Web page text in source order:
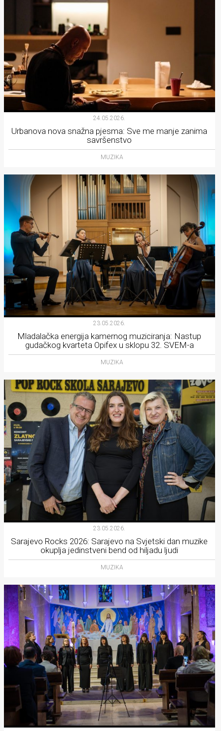
24.05.2026.
Urbanova nova snažna pjesma: Sve me manje zanima
savršenstvo
MUZIKA
23.05.2026.
Mladalačka energija kamernog muziciranja: Nastup
gudačkog kvarteta Opifex u sklopu 32. SVEM-a
MUZIKA
23.05.2026.
Sarajevo Rocks 2026: Sarajevo na Svjetski dan muzike
okuplja jedinstveni bend od hiljadu ljudi
MUZIKA